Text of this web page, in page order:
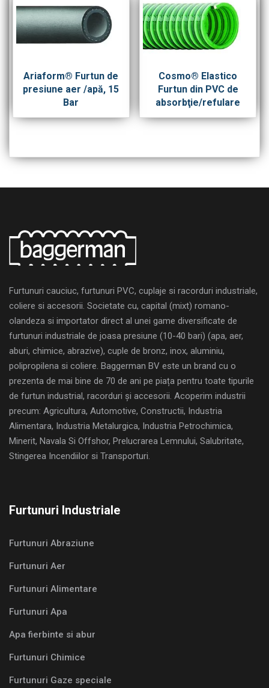
Ariaform® Furtun de
presiune aer /apă, 15
Bar
Cosmo® Elastico
Furtun din PVC de
absorbţie/refulare
Furtunuri cauciuc, furtunuri PVC, cuplaje si racorduri industriale,
coliere si accesorii. Societate cu, capital (mixt) romano-
olandeza si importator direct al unei game diversificate de
furtunuri industriale de joasa presiune (10-40 bari) (apa, aer,
aburi, chimice, abrazive), cuple de bronz, inox, aluminiu,
polipropilena si coliere. Baggerman BV este un brand cu o
prezenta de mai bine de 70 de ani pe piața pentru toate tipurile
de furtun industrial, racorduri și accesorii. Acoperim industrii
precum: Agricultura, Automotive, Constructii, Industria
Alimentara, Industria Metalurgica, Industria Petrochimica,
Minerit, Navala Si Offshor, Prelucrarea Lemnului, Salubritate,
Stingerea Incendiilor si Transporturi.
Furtunuri Industriale
Furtunuri Abraziune
Furtunuri Aer
Furtunuri Alimentare
Furtunuri Apa
Apa fierbinte si abur
Furtunuri Chimice
Furtunuri Gaze speciale